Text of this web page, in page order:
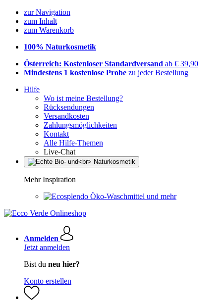
zur Navigation
zum Inhalt
zum Warenkorb
100% Naturkosmetik
Österreich: Kostenloser Standardversand ab € 39,90
Mindestens 1 kostenlose Probe zu jeder Bestellung
Hilfe
Wo ist meine Bestellung?
Rücksendungen
Versandkosten
Zahlungsmöglichkeiten
Kontakt
Alle Hilfe-Themen
Live-Chat
Mehr Inspiration
Öko-Waschmittel und mehr
Anmelden
Jetzt anmelden
Bist du neu hier?
Konto erstellen